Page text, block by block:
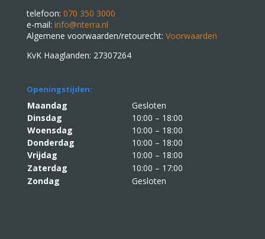
telefoon: 070 350 3000
e-mail: info@nterra.nl
Algemene voorwaarden/retourecht: Voorwaarden
KvK Haaglanden: 27307264
Openingstijden:
Maandag
Gesloten
Dinsdag
10:00 – 18:00
Woensdag
10:00 – 18:00
Donderdag
10:00 – 18:00
Vrijdag
10:00 – 18:00
Zaterdag
10:00 – 17:00
Zondag
Gesloten